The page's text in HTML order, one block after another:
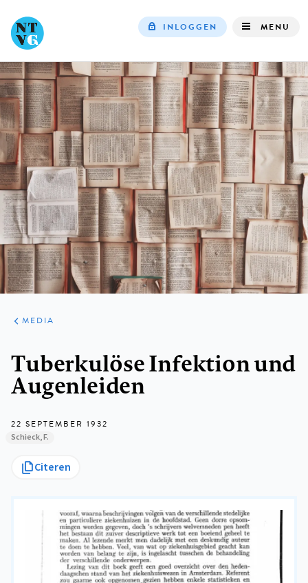
navigation
INLOGGEN MENU
ARTIKELEN
VARIA
MEDIA
Tuberkulöse Infektion und
Augenleiden
22 SEPTEMBER 1932
Schieck, F.
Citeren